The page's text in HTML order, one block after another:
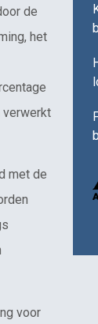
de
het
verwerkt
met de
voor